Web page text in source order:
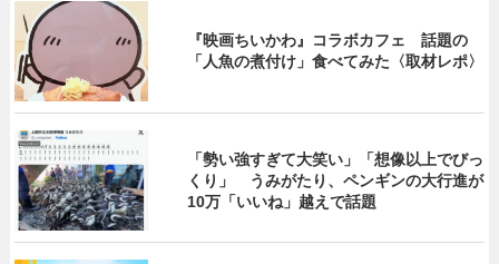
『映画ちいかわ』コラボカフェ 話題の
「人魚の煮付け」食べてみた〈取材レポ〉
「勢い強すぎて大笑い」「想像以上でびっ
くり」 うみがたり、ペンギンの大行進が
10万「いいね」越えで話題